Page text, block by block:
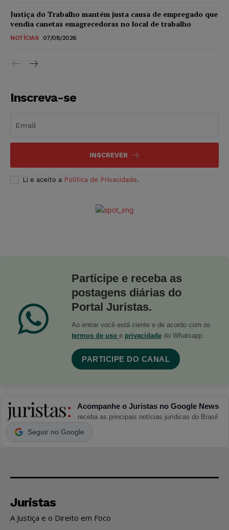
Justiça do Trabalho mantém justa causa de empregado que
vendia canetas emagrecedoras no local de trabalho
NOTÍCIAS 07/08/2026
Inscreva-se
INSCREVER
Li e aceito a Política de Privacidade.
Participe e receba as
postagens diárias do
Portal Juristas.
Ao entrar você está ciente e de acordo com os
termos de uso e privacidade do Whatsapp.
PARTICIPE DO CANAL
Acompanhe o Juristas no Google News
receba as principais notícias jurídicas do Brasil
Seguir no Google
Juristas
A Justiça e o Direito em Foco